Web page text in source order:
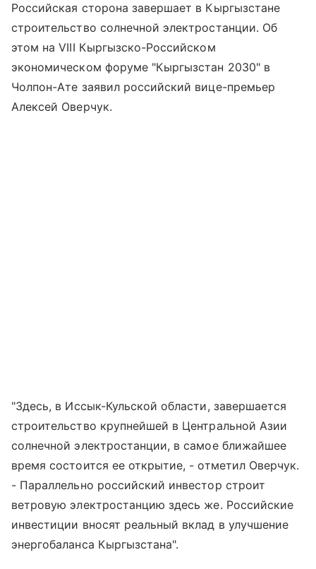
Российская сторона завершает в Кыргызстане
строительство солнечной электростанции. Об
этом на VIII Кыргызско-Российском
экономическом форуме "Кыргызстан 2030" в
Чолпон-Ате заявил российский вице-премьер
Алексей Оверчук.
"Здесь, в Иссык-Кульской области, завершается
строительство крупнейшей в Центральной Азии
солнечной электростанции, в самое ближайшее
время состоится ее открытие, - отметил Оверчук.
- Параллельно российский инвестор строит
ветровую электростанцию здесь же. Российские
инвестиции вносят реальный вклад в улучшение
энергобаланса Кыргызстана".